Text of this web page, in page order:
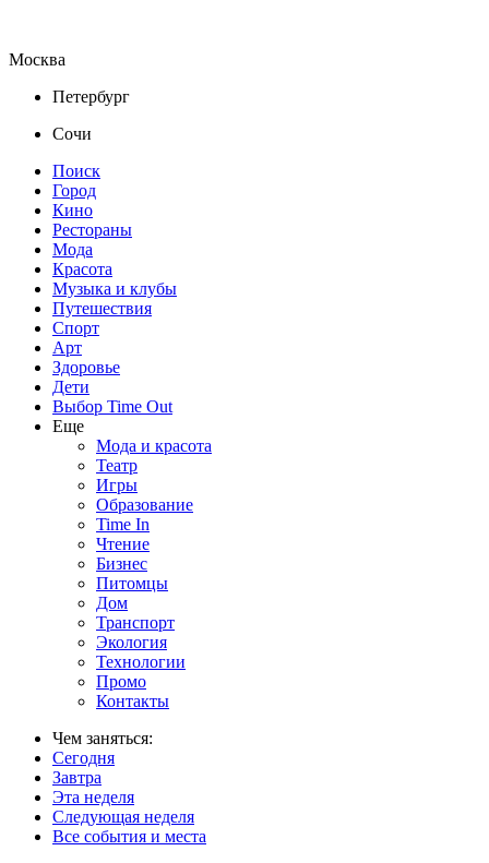
Москва
Петербург
Сочи
Поиск
Город
Кино
Рестораны
Мода
Красота
Музыка и клубы
Путешествия
Спорт
Арт
Здоровье
Дети
Выбор Time Out
Еще
Мода и красота
Театр
Игры
Образование
Time In
Чтение
Бизнес
Питомцы
Дом
Транспорт
Экология
Технологии
Промо
Контакты
Чем заняться:
Сегодня
Завтра
Эта неделя
Следующая неделя
Все события и места